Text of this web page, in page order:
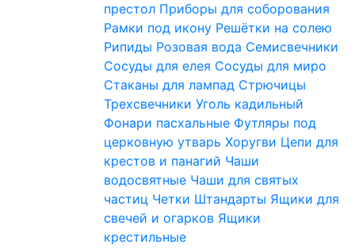
престол Приборы для соборования
Рамки под икону Решётки на солею
Рипиды Розовая вода Семисвечники
Сосуды для елея Сосуды для миро
Стаканы для лампад Стрючицы
Трехсвечники Уголь кадильный
Фонари пасхальные Футляры под
церковную утварь Хоругви Цепи для
крестов и панагий Чаши
водосвятные Чаши для святых
частиц Четки Штандарты Ящики для
свечей и огарков Ящики
крестильные